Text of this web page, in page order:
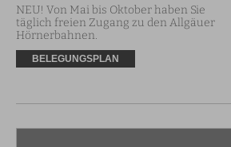
NEU! Von Mai bis Oktober haben Sie
täglich freien Zugang zu den Allgäuer
Hörnerbahnen.
BELEGUNGSPLAN